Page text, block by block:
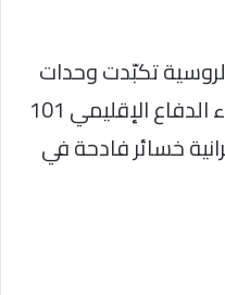
تكبّدت وحدات
الطائرات المسيّرة التابعة للواء الدفاع الإقليمي 101
خسائر فادحة في